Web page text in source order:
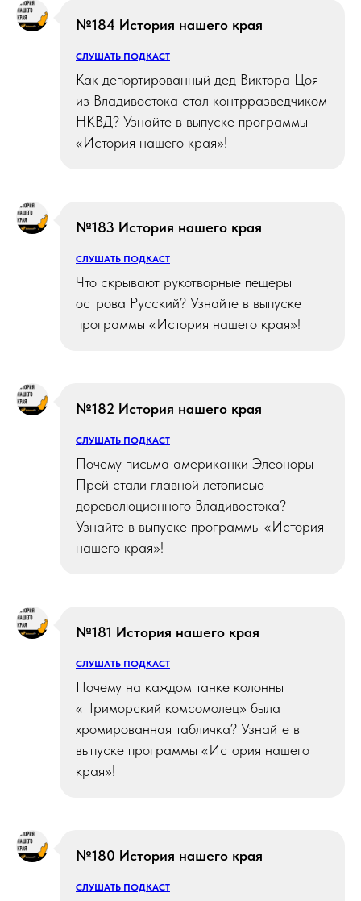
№184 История нашего края
СЛУШАТЬ ПОДКАСТ
Как депортированный дед Виктора Цоя
из Владивостока стал контрразведчиком
НКВД? Узнайте в выпуске программы
«История нашего края»!
№183 История нашего края
СЛУШАТЬ ПОДКАСТ
Что скрывают рукотворные пещеры
острова Русский? Узнайте в выпуске
программы «История нашего края»!
№182 История нашего края
СЛУШАТЬ ПОДКАСТ
Почему письма американки Элеоноры
Прей стали главной летописью
дореволюционного Владивостока?
Узнайте в выпуске программы «История
нашего края»!
№181 История нашего края
СЛУШАТЬ ПОДКАСТ
Почему на каждом танке колонны
«Приморский комсомолец» была
хромированная табличка? Узнайте в
выпуске программы «История нашего
края»!
№180 История нашего края
СЛУШАТЬ ПОДКАСТ